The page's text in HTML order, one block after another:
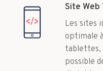
Site
Les sites
optimale
tablettes,
possible